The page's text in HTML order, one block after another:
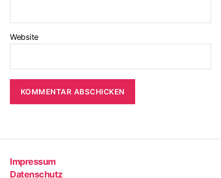
Website
Impressum
Datenschutz